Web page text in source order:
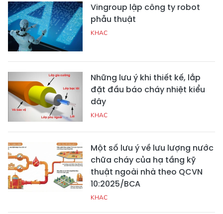
Vingroup lập công ty robot
phẫu thuật
KHAC
Những lưu ý khi thiết kế, lắp
đặt đầu báo cháy nhiệt kiểu
dây
KHAC
Một số lưu ý về lưu lượng nước
chữa cháy của hạ tầng kỹ
thuật ngoài nhà theo QCVN
10:2025/BCA
KHAC